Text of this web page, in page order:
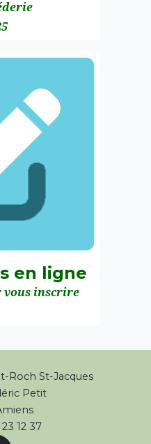
en ligne
vous inscrire
Roch St-Jacques
Petit
12 37